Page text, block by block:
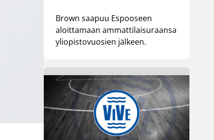
Brown saapuu Espooseen
aloittamaan ammattilaisuraansa
yliopistovuosien jälkeen.